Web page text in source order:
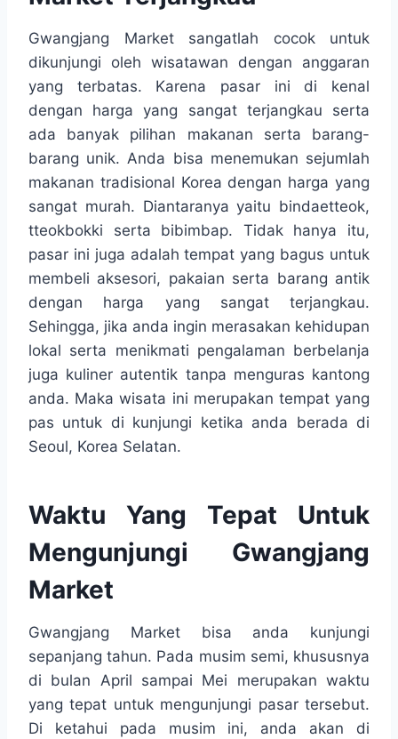
Gwangjang Market sangatlah cocok untuk
dikunjungi oleh wisatawan dengan anggaran
yang terbatas. Karena pasar ini di kenal
dengan harga yang sangat terjangkau serta
ada banyak pilihan makanan serta barang-
barang unik. Anda bisa menemukan sejumlah
makanan tradisional Korea dengan harga yang
sangat murah. Diantaranya yaitu bindaetteok,
tteokbokki serta bibimbap. Tidak hanya itu,
pasar ini juga adalah tempat yang bagus untuk
membeli aksesori, pakaian serta barang antik
dengan harga yang sangat terjangkau.
Sehingga, jika anda ingin merasakan kehidupan
lokal serta menikmati pengalaman berbelanja
juga kuliner autentik tanpa menguras kantong
anda. Maka wisata ini merupakan tempat yang
pas untuk di kunjungi ketika anda berada di
Seoul, Korea Selatan.
Waktu Yang Tepat Untuk
Mengunjungi Gwangjang
Market
Gwangjang Market bisa anda kunjungi
sepanjang tahun. Pada musim semi, khususnya
di bulan April sampai Mei merupakan waktu
yang tepat untuk mengunjungi pasar tersebut.
Di ketahui pada musim ini, anda akan di